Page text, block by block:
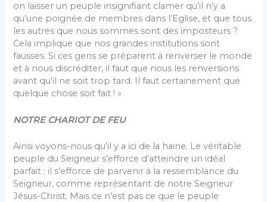
on laisser un peuple insignifiant clamer qu’il n’y a
qu’une poignée de membres dans l’Eglise, et que tous
les autres que nous sommes sont des imposteurs ?
Cela implique que nos grandes institutions sont
fausses. Si ces gens se préparent à renverser le monde
et à nous discréditer, il faut que nous les renversions
avant qu’il ne soit trop tard. Il faut certainement que
quelque chose soit fait ! »
NOTRE CHARIOT DE FEU
Ainsi voyons-nous qu’il y a ici de la haine. Le véritable
peuple du Seigneur s’efforce d’atteindre un idéal
parfait ; il s’efforce de parvenir à la ressemblance du
Seigneur, comme représentant de notre Seigneur
Jésus-Christ. Mais ce n’est pas ce que le peuple